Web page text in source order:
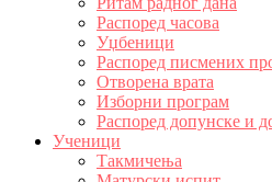
Распоред часова
Уџбеници
Распоред писмених
Отворена врата
Изборни програм
Распоред допунске и
Ученици
Такмичења